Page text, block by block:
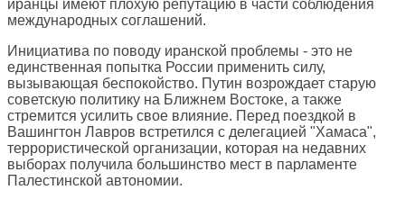
иранцы имеют плохую репутацию в части соблюдения
международных соглашений.
Инициатива по поводу иранской проблемы - это не
единственная попытка России применить силу,
вызывающая беспокойство. Путин возрождает старую
советскую политику на Ближнем Востоке, а также
стремится усилить свое влияние. Перед поездкой в
Вашингтон Лавров встретился с делегацией "Хамаса",
террористической организации, которая на недавних
выборах получила большинство мест в парламенте
Палестинской автономии.